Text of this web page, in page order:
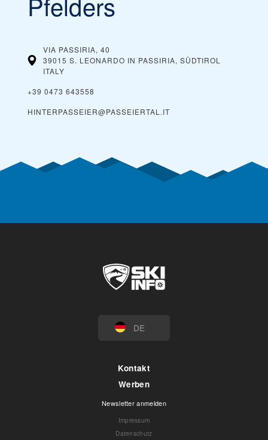
VIA PASSIRIA, 40
39015 S. LEONARDO IN PASSIRIA, SÜDTIROL
ITALY
+39 0473 643558
HINTERPASSEIER@PASSEIERTAL.IT
DE
Kontakt
Werben
Newsletter anmelden
Impressum
Datenschutz